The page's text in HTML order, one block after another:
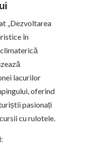
„Dezvoltarea
în
lacurilor
oferind
pasionați
cu rulotele.